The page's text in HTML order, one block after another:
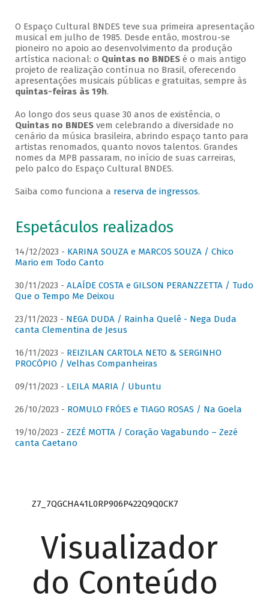
O Espaço Cultural BNDES teve sua primeira apresentação
musical em julho de 1985. Desde então, mostrou-se
pioneiro no apoio ao desenvolvimento da produção
artística nacional: o Quintas no BNDESé o mais antigo
projeto de realização contínua no Brasil, oferecendo
apresentações musicais públicas e gratuitas, sempre às
quintas-feiras às 19h.
Ao longo dos seus quase 30 anos de existência, o
Quintas no BNDESvem celebrando a diversidade no
cenário da música brasileira, abrindo espaço tanto para
artistas renomados, quanto novos talentos. Grandes
nomes da MPB passaram, no início de suas carreiras,
pelo palco do Espaço Cultural BNDES.
Saiba como funciona a reserva de ingressos.
Espetáculos realizados
14/12/2023 - KARINA SOUZA e MARCOS SOUZA / Chico
Mario em Todo Canto
30/11/2023 - ALAÍDE COSTA e GILSON PERANZZETTA / Tudo
Que o Tempo Me Deixou
23/11/2023 - NEGA DUDA / Rainha Quelê - Nega Duda
canta Clementina de Jesus
16/11/2023 - REIZILAN CARTOLA NETO & SERGINHO
PROCÓPIO / Velhas Companheiras
09/11/2023 - LEILA MARIA / Ubuntu
26/10/2023 - ROMULO FRÓES e TIAGO ROSAS / Na Goela
19/10/2023 - ZEZÉ MOTTA / Coração Vagabundo – Zezé
canta Caetano
Z7_7QGCHA41L0RP906P422Q9Q0CK7
Visualizador
do Conteúdo